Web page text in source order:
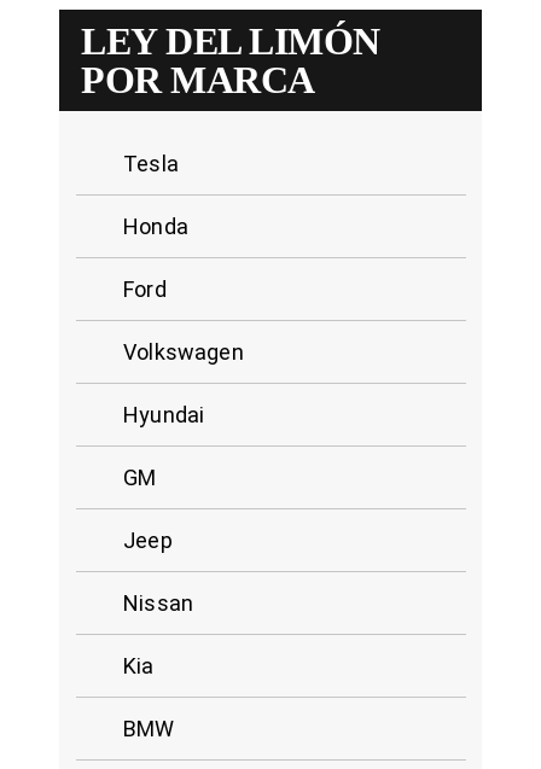
LEY DEL LIMÓN
POR MARCA
Tesla
Honda
Ford
Volkswagen
Hyundai
GM
Jeep
Nissan
Kia
BMW